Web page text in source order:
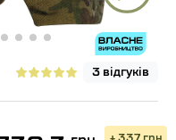
3 відгуків